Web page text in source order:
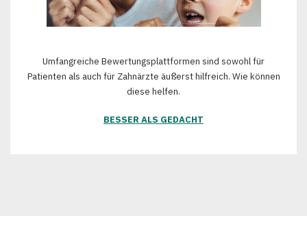
Umfangreiche Bewertungsplattformen sind sowohl für
Patienten als auch für Zahnärzte äußerst hilfreich. Wie können
diese helfen.
BESSER ALS GEDACHT